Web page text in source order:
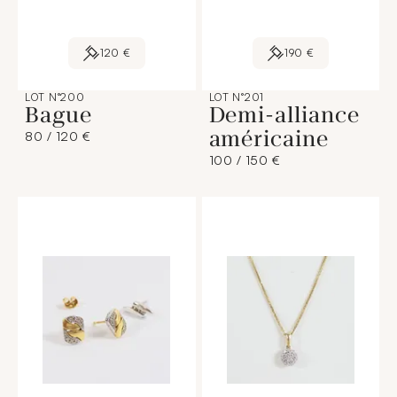
120 €
LOT N°200
Bague
80 / 120 €
190 €
LOT N°201
Demi-alliance
américaine
100 / 150 €